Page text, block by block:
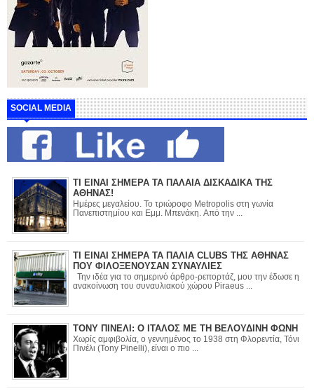
SOCIAL MEDIA
ΤΙ ΕΙΝΑΙ ΣΗΜΕΡΑ ΤΑ ΠΑΛΑΙΑ ΔΙΣΚΑΔΙΚΑ ΤΗΣ
ΑΘΗΝΑΣ!
Ημέρες μεγαλείου. Το τριώροφο Metropolis στη γωνία
Πανεπιστημίου και Εμμ. Μπενάκη. Από την ...
ΤΙ ΕΙΝΑΙ ΣΗΜΕΡΑ ΤΑ ΠΑΛΙΑ CLUBS ΤΗΣ ΑΘΗΝΑΣ
ΠΟΥ ΦΙΛΟΞΕΝΟΥΣΑΝ ΣΥΝΑΥΛΙΕΣ
Την ιδέα για το σημερινό άρθρο-ρεπορτάζ, μου την έδωσε η
ανακοίνωση του συναυλιακού χώρου Piraeus ...
ΤΟΝΥ ΠΙΝΕΛΙ: Ο ΙΤΑΛΟΣ ΜΕ ΤΗ ΒΕΛΟΥΔΙΝΗ ΦΩΝΗ
Χωρίς αμφιβολία, ο γεννημένος το 1938 στη Φλορεντία, Τόνι
Πινέλι (Tony Pinelli), είναι ο πιο ...